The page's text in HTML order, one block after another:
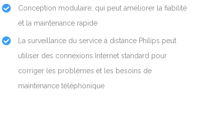
Conception modulaire, qui peut améliorer la fiabilité
et la maintenance rapide
La surveillance du service à distance Philips peut
utiliser des connexions Internet standard pour
corriger les problèmes et les besoins de
maintenance téléphonique